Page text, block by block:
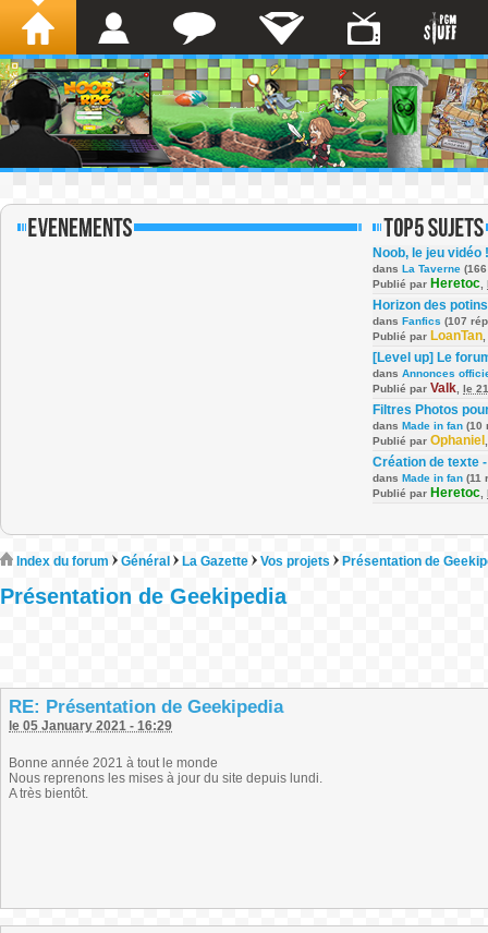
Noob, le jeu vidéo !
dans La Taverne
Publié par Heretoc
Horizon des potins
dans Fanfics (107
Publié par LoanTan
[Level up] Le
dans Annonces
Publié par Valk le
Filtres Photos
dans Made in fan (10
Publié par Ophaniel
Création de texte
dans Made in fan (11
Publié par Heretoc
Index du forum Général La Gazette Vos projets Présentation de
Présentation de Geekipedia
RE: Présentation de Geekipedia
le 05 January 2021 - 16:29
Bonne année 2021 à tout le monde
Nous reprenons les mises à jour du site depuis lundi.
A très bientôt.